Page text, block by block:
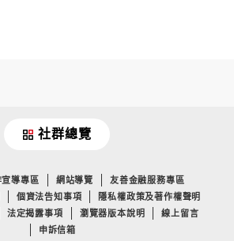
社群總覽
宣導專區 網站導覽
友善金融服務專區
個資法告知事項
隱私權政策及著作權聲明
法定揭露事項 瀏覽器版本說明
線上留言
申訴信箱